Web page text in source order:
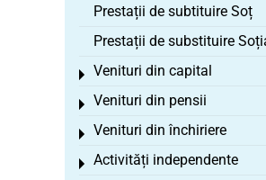
Prestații de subtituire Soț
Prestații de substituire
Venituri din capital
Toggle menu
Venituri din pensii
Toggle menu
Venituri din închiriere
Toggle menu
Activități independente
Toggle menu